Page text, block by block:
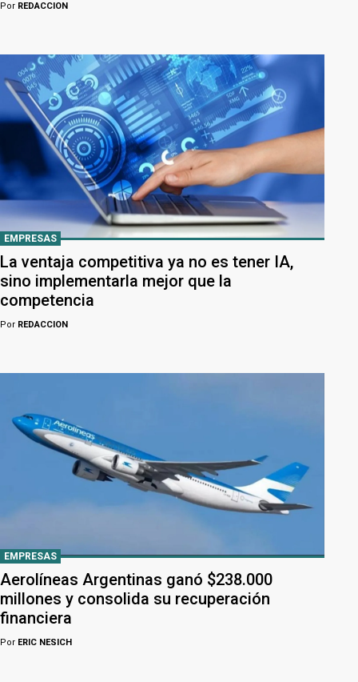
Por REDACCION
EMPRESAS
La ventaja competitiva ya no es tener IA,
sino implementarla mejor que la
competencia
Por REDACCION
EMPRESAS
Aerolíneas Argentinas ganó $238.000
millones y consolida su recuperación
financiera
Por ERIC NESICH